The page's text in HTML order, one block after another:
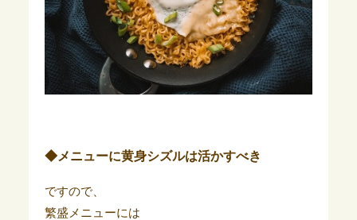
◆メニューに黄身シズルは活かすべき
ですので、
繁盛メニューには